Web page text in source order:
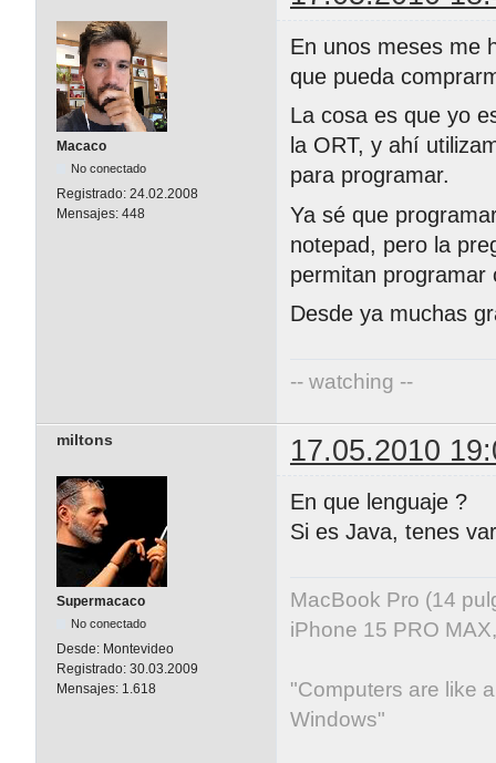
Macaco
No conectado
Registrado: 24.02.2008
Mensajes: 448
En unos meses me
que pueda
La cosa es que yo
la ORT, y ahí
para programar.
Ya sé que
notepad, pero la
permitan programar
Desde ya muchas
-- watching --
miltons 17.05.2010
Supermacaco
No conectado
Desde: Montevideo
Registrado: 30.03.2009
Mensajes: 1.618
En que lenguaje ?
Si es Java, tenes
MacBook Pro (14
iPhone 15 PRO
"Computers are like
Windows"